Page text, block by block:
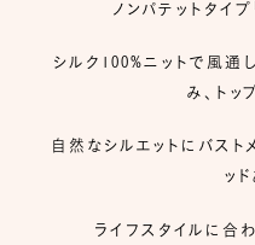
ノンパテットタイプ
シルク100%ニットで風通
み、トッ
自然なシルエットにバスト
ッド
ライフスタイルに合